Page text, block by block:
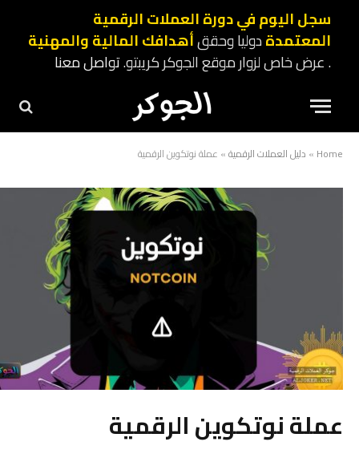
سجل اليوم في دورة العملات الرقمية
المعتمدةدوليا وحققأهدافك المالية والمهنية
. عرض خاص لزوار موقع الجوكر كريبتو.تواصل معنا
Home
» دليل العملات الرقمية» عملة نوتكوين الرقمية
عملة نوتكوين الرقمية